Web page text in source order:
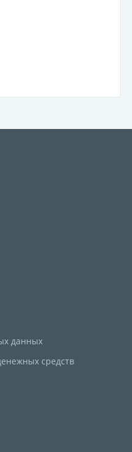
данных
средств